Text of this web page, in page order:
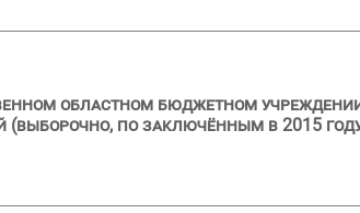
областном бюджетном
(выборочно, по заключённым в 2015